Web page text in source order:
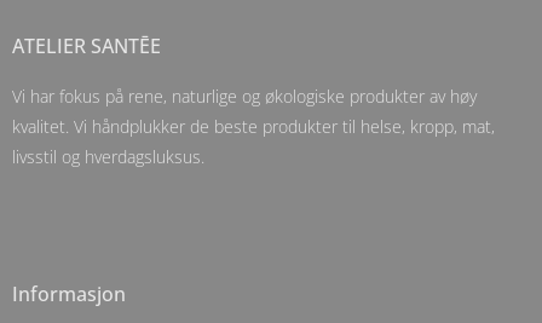
ATELIER SANTĒE
Vi har fokus på rene, naturlige og økologiske produkter av høy
kvalitet. Vi håndplukker de beste produkter til helse, kropp, mat,
livsstil og hverdagsluksus.
Informasjon